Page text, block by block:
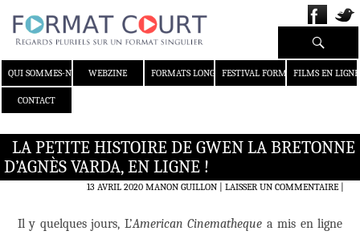
QUI SOMMES-NOUS ?WEBZINE FORMATS LONGS FESTIVAL FORMAT COURT
FILMS EN LIGNE
CONTACT
Recherche
LA PETITE HISTOIRE DE GWEN LA BRETONNE
D’AGNÈS VARDA, EN LIGNE !
13 AVRIL 2020 MANON GUILLON LAISSER UN COMMENTAIRE|
Il y quelques jours, L’American Cinematheque a mis en ligne